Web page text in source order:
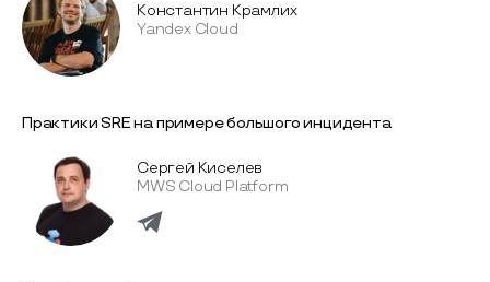
Константин Крамлих
Yandex Cloud
Практики SRE на примере большого инцидента
Сергей Киселев
MWS Cloud Platform